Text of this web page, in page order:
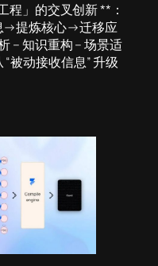
程」的交叉创新 **：
→提炼核心→迁移应
– 知识重构 – 场景适
被动接收信息” 升级